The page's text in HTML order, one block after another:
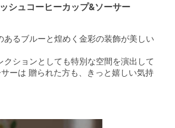
シュコーヒーカップ&ソーサー
あるブルーと煌めく金彩の装飾が美しい
クションとしても特別な空間を演出して
ーは 贈られた方も、きっと嬉しい気持